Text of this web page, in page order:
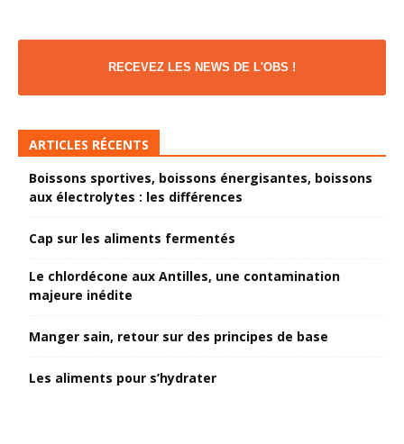
RECEVEZ LES NEWS DE L'OBS !
ARTICLES RÉCENTS
Boissons sportives, boissons énergisantes, boissons
aux électrolytes : les différences
Cap sur les aliments fermentés
Le chlordécone aux Antilles, une contamination
majeure inédite
Manger sain, retour sur des principes de base
Les aliments pour s’hydrater